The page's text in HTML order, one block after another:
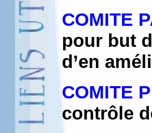
COMITE
pour but
d’en
COMITE
contrôle